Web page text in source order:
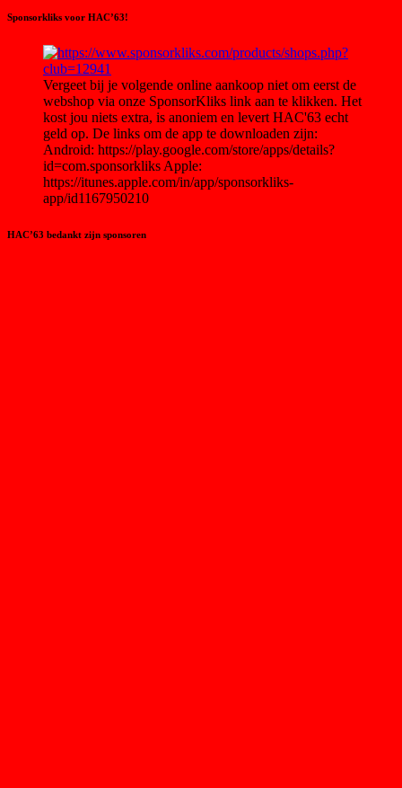
Sponsorkliks voor HAC’63!
Vergeet bij je volgende online aankoop niet om eerst de
webshop via onze SponsorKliks link aan te klikken. Het
kost jou niets extra, is anoniem en levert HAC'63 echt
geld op. De links om de app te downloaden zijn:
Android: https://play.google.com/store/apps/details?
id=com.sponsorkliks Apple:
https://itunes.apple.com/in/app/sponsorkliks-
app/id1167950210
HAC’63 bedankt zijn sponsoren